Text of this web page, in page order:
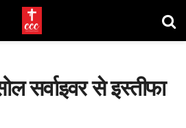
सर्वाइवर से इस्तीफा